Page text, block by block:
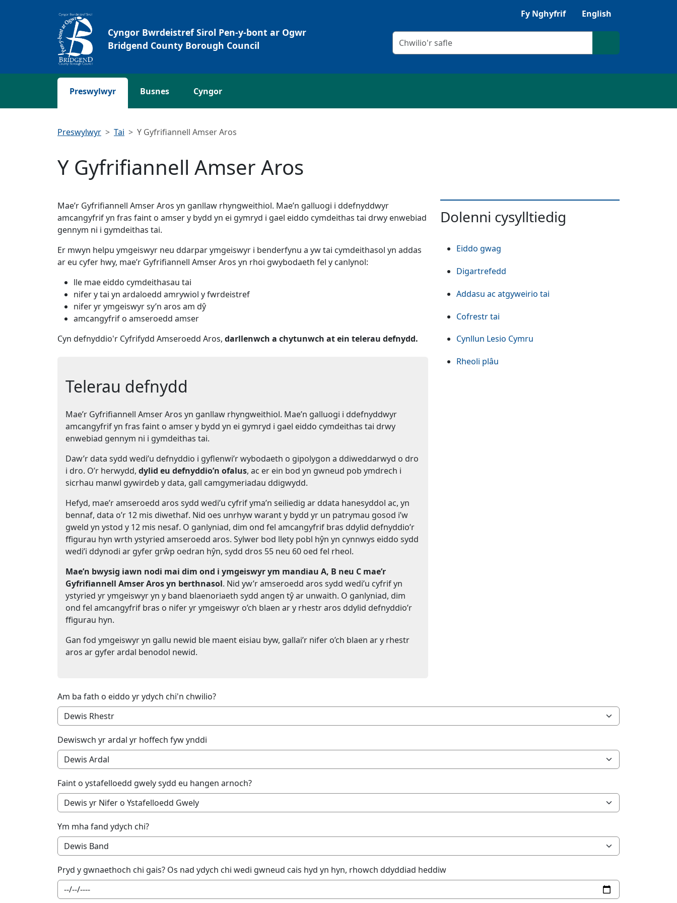
Gwrandewch gyda Browsealoud
Fy Nghyfrif English
Cyngor Bwrdeistref Sirol Pen-y-bont ar Ogwr
Bridgend County Borough Council
Meini prawf chwilio
Chwilio'r safle
Preswylwyr Busnes Cyngor
Preswylwyr Tai Y Gyfrifiannell Amser Aros
Y Gyfrifiannell Amser Aros
Mae’r Gyfrifiannell Amser Aros yn ganllaw rhyngweithiol. Mae’n galluogi i ddefnyddwyr
amcangyfrif yn fras faint o amser y bydd yn ei gymryd i gael eiddo cymdeithas tai drwy enwebiad
gennym ni i gymdeithas tai.
Er mwyn helpu ymgeiswyr neu ddarpar ymgeiswyr i benderfynu a yw tai cymdeithasol yn addas
ar eu cyfer hwy, mae’r Gyfrifiannell Amser Aros yn rhoi gwybodaeth fel y canlynol:
lle mae eiddo cymdeithasau tai
nifer y tai yn ardaloedd amrywiol y fwrdeistref
nifer yr ymgeiswyr sy’n aros am dŷ
amcangyfrif o amseroedd amser
Cyn defnyddio'r Cyfrifydd Amseroedd Aros, darllenwch a chytunwch at ein telerau defnydd.
Telerau defnydd
Mae’r Gyfrifiannell Amser Aros yn ganllaw rhyngweithiol. Mae’n galluogi i ddefnyddwyr
amcangyfrif yn fras faint o amser y bydd yn ei gymryd i gael eiddo cymdeithas tai drwy
enwebiad gennym ni i gymdeithas tai.
Daw’r data sydd wedi’u defnyddio i gyflenwi’r wybodaeth o gipolygon a ddiweddarwyd o dro
i dro. O’r herwydd, dylid eu defnyddio’n ofalus, ac er ein bod yn gwneud pob ymdrech i
sicrhau manwl gywirdeb y data, gall camgymeriadau ddigwydd.
Hefyd, mae’r amseroedd aros sydd wedi’u cyfrif yma’n seiliedig ar ddata hanesyddol ac, yn
bennaf, data o’r 12 mis diwethaf. Nid oes unrhyw warant y bydd yr un patrymau gosod i’w
gweld yn ystod y 12 mis nesaf. O ganlyniad, dim ond fel amcangyfrif bras ddylid defnyddio’r
ffigurau hyn wrth ystyried amseroedd aros. Sylwer bod llety pobl hŷn yn cynnwys eiddo sydd
wedi’i ddynodi ar gyfer grŵp oedran hŷn, sydd dros 55 neu 60 oed fel rheol.
Mae’n bwysig iawn nodi mai dim ond i ymgeiswyr ym mandiau A, B neu C mae’r
Gyfrifiannell Amser Aros yn berthnasol. Nid yw’r amseroedd aros sydd wedi’u cyfrif yn
ystyried yr ymgeiswyr yn y band blaenoriaeth sydd angen tŷ ar unwaith. O ganlyniad, dim
ond fel amcangyfrif bras o nifer yr ymgeiswyr o’ch blaen ar y rhestr aros ddylid defnyddio’r
ffigurau hyn.
Gan fod ymgeiswyr yn gallu newid ble maent eisiau byw, gallai’r nifer o’ch blaen ar y rhestr
aros ar gyfer ardal benodol newid.
Dolenni cysylltiedig
Eiddo gwag
Digartrefedd
Addasu ac atgyweirio tai
Cofrestr tai
Cynllun Lesio Cymru
Rheoli plâu
Am ba fath o eiddo yr ydych chi'n chwilio?
Dewiswch yr ardal yr hoffech fyw ynddi
Faint o ystafelloedd gwely sydd eu hangen arnoch?
Ym mha fand ydych chi?
Pryd y gwnaethoch chi gais? Os nad ydych chi wedi gwneud cais hyd yn hyn, rhowch ddyddiad heddiw